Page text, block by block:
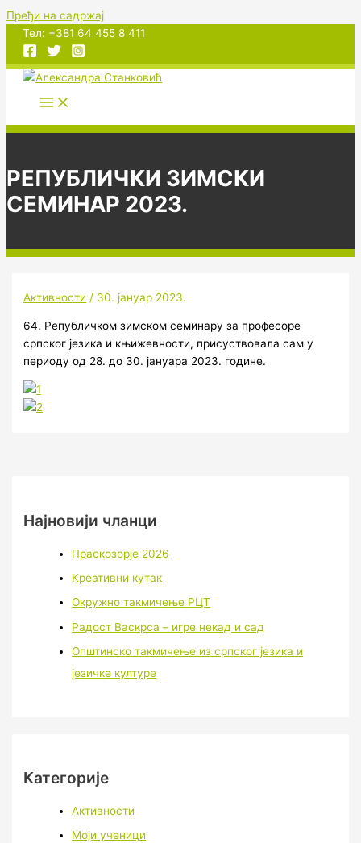
Пређи на садржај
Тел: +381 64 455 8 411
РЕПУБЛИЧКИ ЗИМСКИ
СЕМИНАР 2023.
Активности / 30. јануар 2023.
64. Републичком зимском семинару за професоре
српског језика и књижевности, присуствовала сам у
периоду од 28. до 30. јануара 2023. године.
Најновији чланци
Праскозорје 2026
Креативни кутак
Окружно такмичење РЦТ
Радост Васкрса – игре некад и сад
Општинско такмичење из српског језика и
језичке културе
Категорије
Активности
Моји ученици